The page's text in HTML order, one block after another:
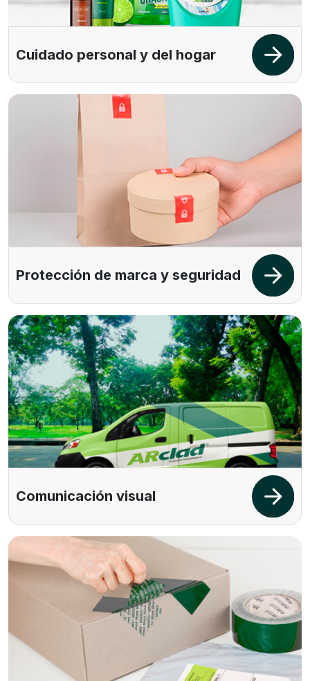
Cuidado personal y del hogar
Protección de marca y seguridad
Comunicación visual